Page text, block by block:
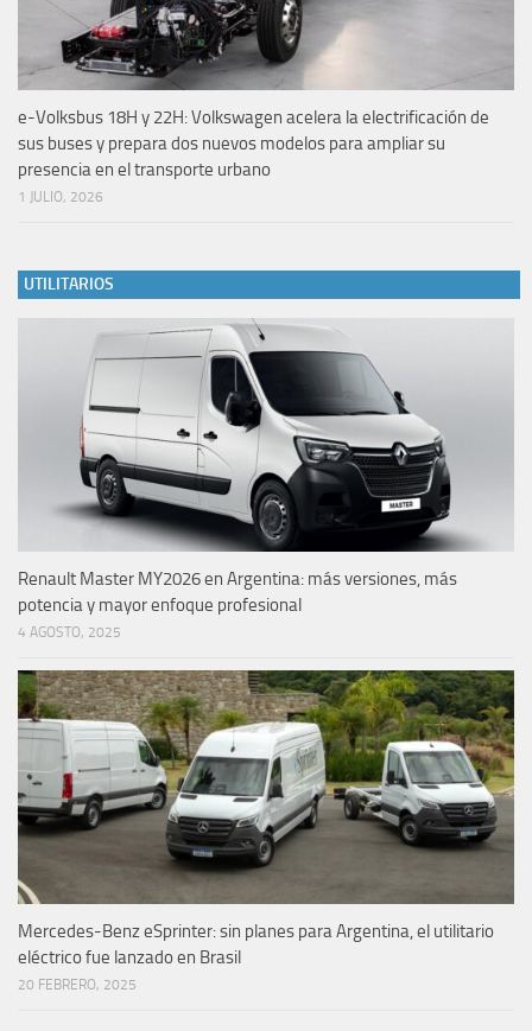
e-Volksbus 18H y 22H: Volkswagen acelera la electrificación de
sus buses y prepara dos nuevos modelos para ampliar su
presencia en el transporte urbano
1 JULIO, 2026
UTILITARIOS
Renault Master MY2026 en Argentina: más versiones, más
potencia y mayor enfoque profesional
4 AGOSTO, 2025
Mercedes-Benz eSprinter: sin planes para Argentina, el utilitario
eléctrico fue lanzado en Brasil
20 FEBRERO, 2025